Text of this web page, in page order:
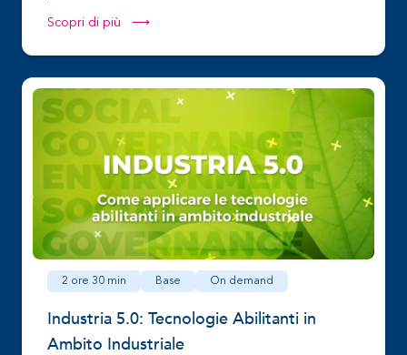
Scopri di più ⟶
2 ore 30 min Base On demand
Industria 5.0: Tecnologie Abilitanti in
Ambito Industriale